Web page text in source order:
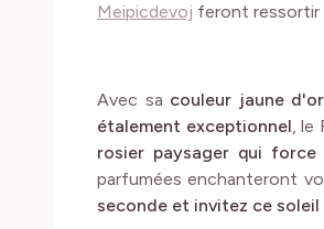
Meipicdevoj feront ressortir
Avec sa couleur jaune
étalement exceptionnel, le
rosier paysager qui force
parfumées enchanteront
seconde et invitez ce